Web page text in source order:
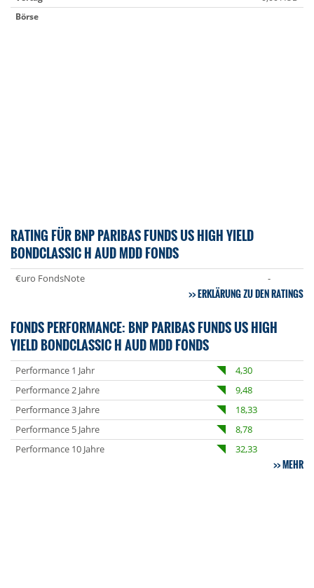
Börse
RATING FÜR BNP PARIBAS FUNDS US HIGH YIELD
BONDCLASSIC H AUD MDD FONDS
€uro FondsNote -
ERKLÄRUNG ZU DEN RATINGS
FONDS PERFORMANCE: BNP PARIBAS FUNDS US HIGH
YIELD BONDCLASSIC H AUD MDD FONDS
Performance 1 Jahr
4,30
Performance 2 Jahre
9,48
Performance 3 Jahre
18,33
Performance 5 Jahre
8,78
Performance 10 Jahre
32,33
MEHR